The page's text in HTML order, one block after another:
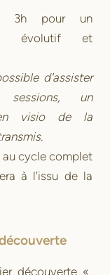
3h pour un
évolutif et
d'assister
un
en visio de la
au cycle complet
à l'issu de la
découverte «